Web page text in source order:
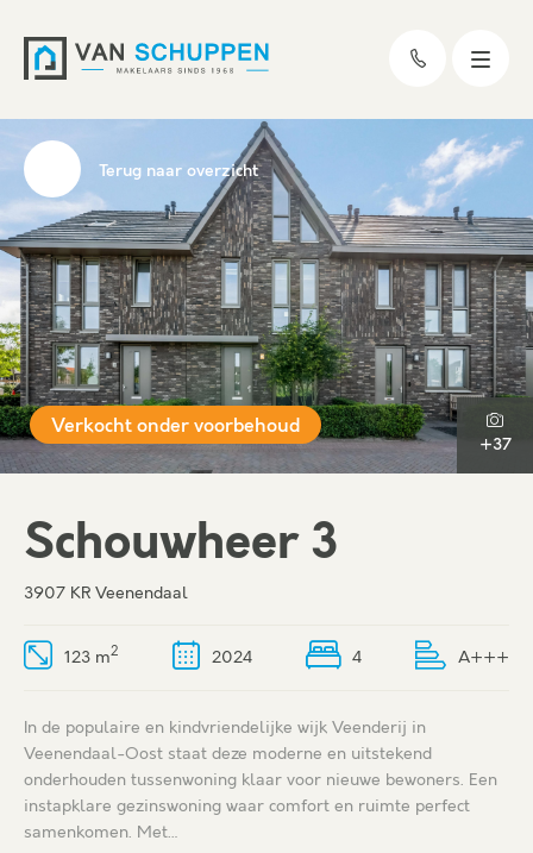
Verkocht onder voorbehoud
+37
Terug naar overzicht
Schouwheer 3
3907 KR Veenendaal
123 m2 2024 4 A+++
In de populaire en kindvriendelijke wijk Veenderij in
Veenendaal-Oost staat deze moderne en uitstekend
onderhouden tussenwoning klaar voor nieuwe bewoners. Een
instapklare gezinswoning waar comfort en ruimte perfect
samenkomen. Met…